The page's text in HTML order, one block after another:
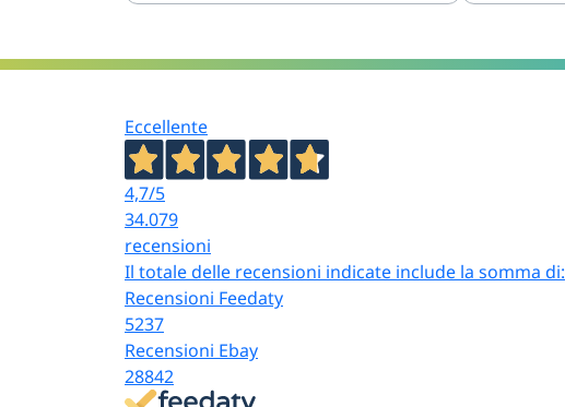
Eccellente
4,7/5
34.079
recensioni
Il totale delle recensioni indicate include la somma di:
Recensioni Feedaty
5237
Recensioni Ebay
28842